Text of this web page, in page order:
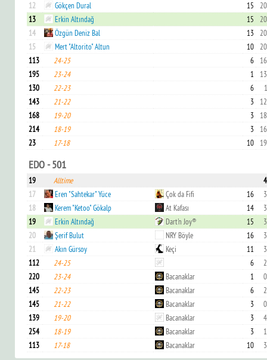
12
Gökçen Dural 15
13
Erkin Altındağ 15
14
Özgün Deniz Bal 13
15
Mert "Altorito" Altun 10
113
24-25 6
195
23-24 1
130
22-23 6
143
21-22 3
168
19-20 3
214
18-19 3
23
17-18 10
EDO - 501
19 Alltime
17
Eren "Sahtekar" Yüce Çok da Fifi 16
18
Kerem "Ketoo" Gökalp At Kafası 14
19
Erkin Altındağ Dart'n Joy® 15
20
Şerif Bulut NRY Böyle 16
21
Akın Gürsoy Keçi 11
112
24-25 6
220
23-24 Bacanaklar 1
145
22-23 Bacanaklar 6
145
21-22 Bacanaklar 3
139
19-20 Bacanaklar 3
254
18-19 Bacanaklar 3
113
17-18 Bacanaklar 10